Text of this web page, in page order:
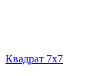
Квадрат 7х7